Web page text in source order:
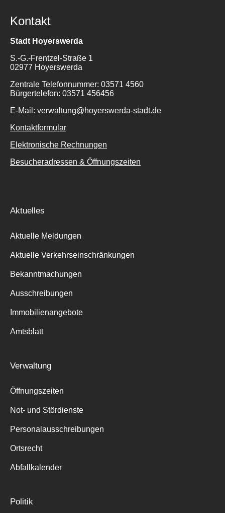
Suche
Kontakt
Stadt Hoyerswerda
S.-G.-Frentzel-Straße 1
02977 Hoyerswerda
Zentrale Telefonnummer: 03571 4560
Bürgertelefon: 03571 456456
E-Mail: verwaltung@hoyerswerda-stadt.de
Kontaktformular
Elektronische Rechnungen
Besucheradressen & Öffnungszeiten
Aktuelles
Aktuelle Meldungen
Aktuelle Verkehrseinschränkungen
Bekanntmachungen
Ausschreibungen
Immobilienangebote
Amtsblatt
Verwaltung
Öffnungszeiten
Not- und Stördienste
Personalausschreibungen
Ortsrecht
Abfallkalender
Politik